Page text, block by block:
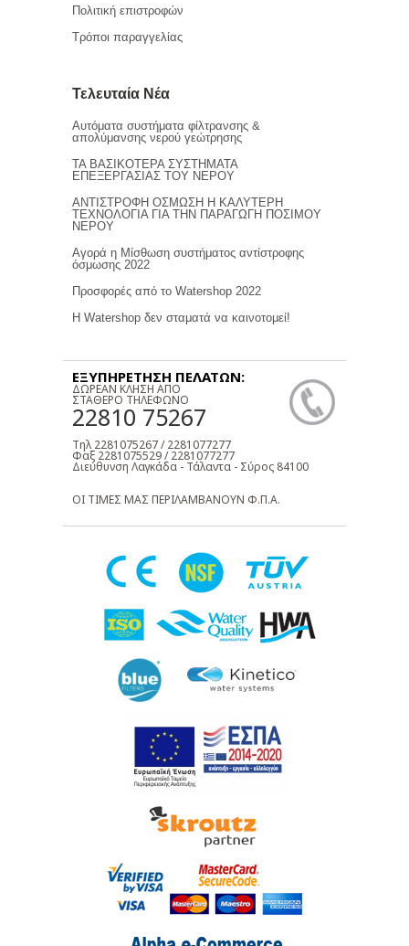
Πολιτική επιστροφών
Τρόποι παραγγελίας
Τελευταία Νέα
Αυτόματα συστήματα φίλτρανσης &
απολύμανσης νερού γεώτρησης
ΤΑ ΒΑΣΙΚΟΤΕΡΑ ΣΥΣΤΗΜΑΤΑ
ΕΠΕΞΕΡΓΑΣΙΑΣ ΤΟΥ ΝΕΡΟΥ
ΑΝΤΙΣΤΡΟΦΗ ΟΣΜΩΣΗ Η ΚΑΛΥΤΕΡΗ
ΤΕΧΝΟΛΟΓΙΑ ΓΙΑ ΤΗΝ ΠΑΡΑΓΩΓΗ ΠΟΣΙΜΟΥ
ΝΕΡΟΥ
Αγορά η Μίσθωση συστήματος αντίστροφης
όσμωσης 2022
Προσφορές από το Watershop 2022
Η Watershop δεν σταματά να καινοτομεί!
ΕΞΥΠΗΡΕΤΗΣΗ ΠΕΛΑΤΩΝ:
ΔΩΡΕΑΝ ΚΛΗΣΗ ΑΠΟ
ΣΤΑΘΕΡΟ ΤΗΛΕΦΩΝΟ
22810 75267
Τηλ 2281075267 / 2281077277
Φαξ 2281075529 / 2281077277
Διεύθυνση Λαγκάδα - Τάλαντα - Σύρος 84100
ΟΙ ΤΙΜΕΣ ΜΑΣ ΠΕΡΙΛΑΜΒΑΝΟΥΝ Φ.Π.Α.